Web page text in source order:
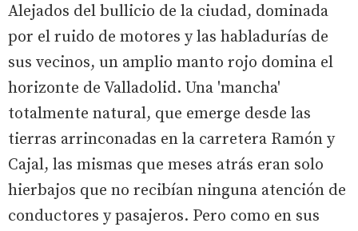
Alejados del bullicio de la ciudad, dominada
por el ruido de motores y las habladurías de
sus vecinos, un amplio manto rojo domina el
horizonte de Valladolid. Una 'mancha'
totalmente natural, que emerge desde las
tierras arrinconadas en la carretera Ramón y
Cajal, las mismas que meses atrás eran solo
hierbajos que no recibían ninguna atención de
conductores y pasajeros. Pero como en sus